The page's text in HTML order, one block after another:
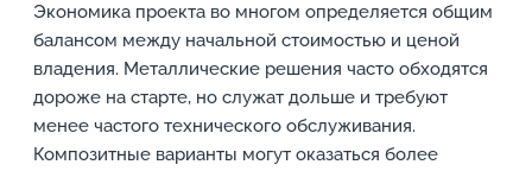
Экономика проекта во многом определяется общим
балансом между начальной стоимостью и ценой
владения. Металлические решения часто обходятся
дороже на старте, но служат дольше и требуют
менее частого технического обслуживания.
Композитные варианты могут оказаться более